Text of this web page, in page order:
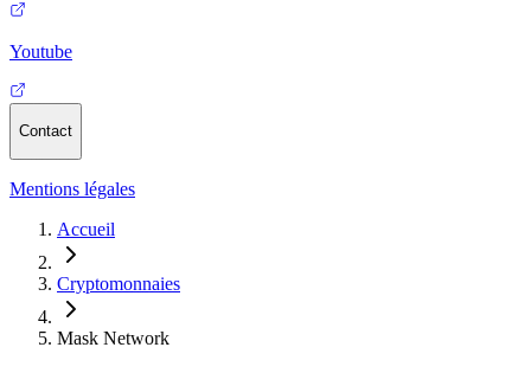
Youtube
Contact
Mentions légales
Accueil
Cryptomonnaies
Mask Network